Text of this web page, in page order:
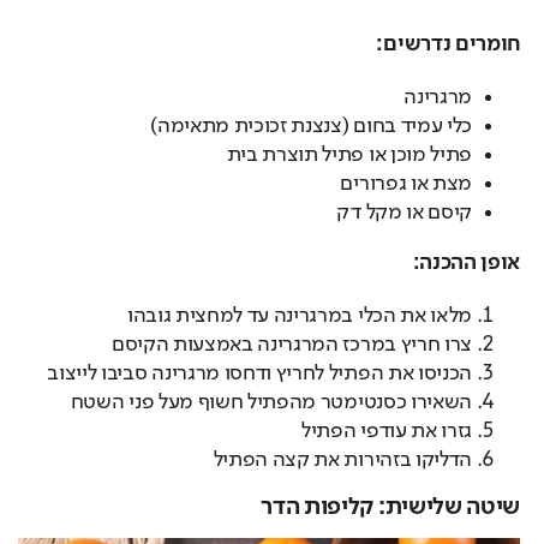
חומרים נדרשים:
מרגרינה
כלי עמיד בחום (צנצנת זכוכית מתאימה)
פתיל מוכן או פתיל תוצרת בית
מצת או גפרורים
קיסם או מקל דק
אופן ההכנה:
מלאו את הכלי במרגרינה עד למחצית גובהו
צרו חריץ במרכז המרגרינה באמצעות הקיסם
הכניסו את הפתיל לחריץ ודחסו מרגרינה סביבו לייצוב
השאירו כסנטימטר מהפתיל חשוף מעל פני השטח
גזרו את עודפי הפתיל
הדליקו בזהירות את קצה הפתיל
שיטה שלישית: קליפות הדר